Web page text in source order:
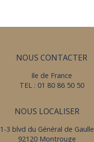
NOUS CONTACTER
Ile de France
TEL : 01 80 86 50 50
NOUS LOCALISER
1-3 blvd du Général de Gaulle
92120 Montrouge